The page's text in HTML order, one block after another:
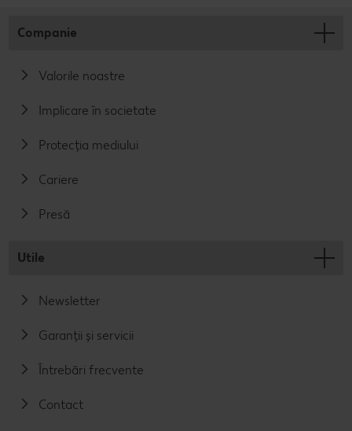
Companie
Valorile noastre
Implicare în societate
Protecția mediului
Cariere
Presă
Utile
Newsletter
Garanții și servicii
Întrebări frecvente
Contact